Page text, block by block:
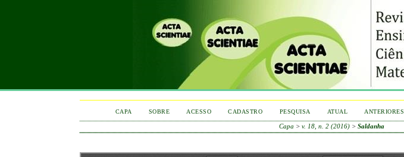
CAPA SOBRE ACESSO CADASTRO PESQUISA ATUAL ANTERIORES
Capa >v. 18, n. 2 (2016) >Saldanha